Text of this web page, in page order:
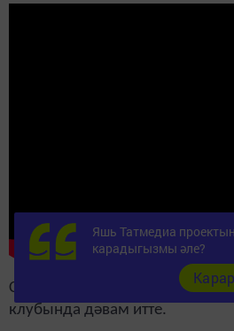
Семинарның икенче өлеше
клубында дәвам итте.
Яшь Татмедиа
карадыгызмы әле?